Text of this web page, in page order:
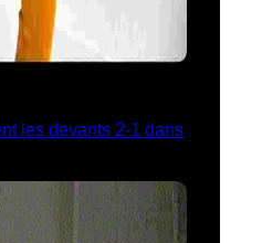
les devants 2-1 dans